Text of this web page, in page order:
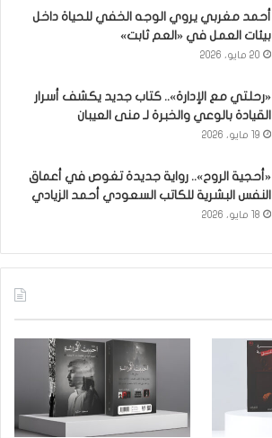
أحمد مغربي يروي الوجه الخفي للحياة داخل
بيئات العمل في «العم ثابت»
20 مايو، 2026
«رحلتي مع الإدارة».. كتاب جديد يكشف أسرار
القيادة بالوعي والخبرة لـ منى العيبان
19 مايو، 2026
«أحجية الروح».. رواية جديدة تغوص في أعماق
النفس البشرية للكاتب السعودي أحمد الزيادي
18 مايو، 2026